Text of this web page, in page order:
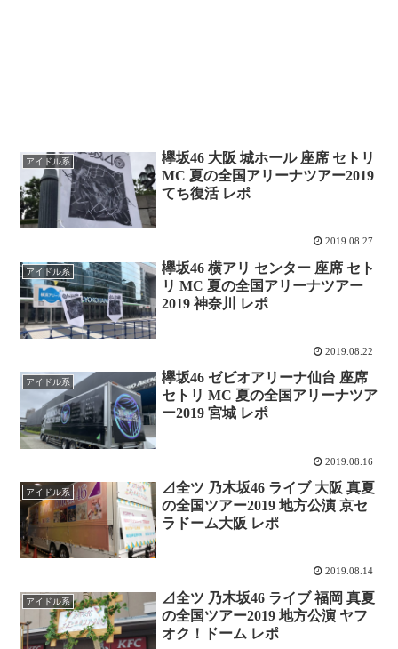
アイドル系
欅坂46 大阪 城ホール 座席 セトリ
MC 夏の全国アリーナツアー2019
てち復活 レポ
2019.08.27
アイドル系
欅坂46 横アリ センター 座席 セト
リ MC 夏の全国アリーナツアー
2019 神奈川 レポ
2019.08.22
アイドル系
欅坂46 ゼビオアリーナ仙台 座席
セトリ MC 夏の全国アリーナツア
ー2019 宮城 レポ
2019.08.16
アイドル系
⊿全ツ 乃木坂46 ライブ 大阪 真夏
の全国ツアー2019 地方公演 京セ
ラドーム大阪 レポ
2019.08.14
アイドル系
⊿全ツ 乃木坂46 ライブ 福岡 真夏
の全国ツアー2019 地方公演 ヤフ
オク！ドーム レポ